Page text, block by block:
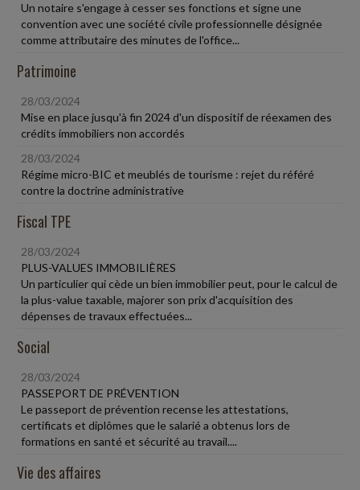
Un notaire s'engage à cesser ses fonctions et signe une
convention avec une société civile professionnelle désignée
comme attributaire des minutes de l'office...
Patrimoine
28/03/2024
Mise en place jusqu'à fin 2024 d'un dispositif de réexamen des
crédits immobiliers non accordés
28/03/2024
Régime micro-BIC et meublés de tourisme : rejet du référé
contre la doctrine administrative
Fiscal TPE
28/03/2024
PLUS-VALUES IMMOBILIÈRES
Un particulier qui cède un bien immobilier peut, pour le calcul de
la plus-value taxable, majorer son prix d'acquisition des
dépenses de travaux effectuées...
Social
28/03/2024
PASSEPORT DE PRÉVENTION
Le passeport de prévention recense les attestations,
certificats et diplômes que le salarié a obtenus lors de
formations en santé et sécurité au travail....
Vie des affaires